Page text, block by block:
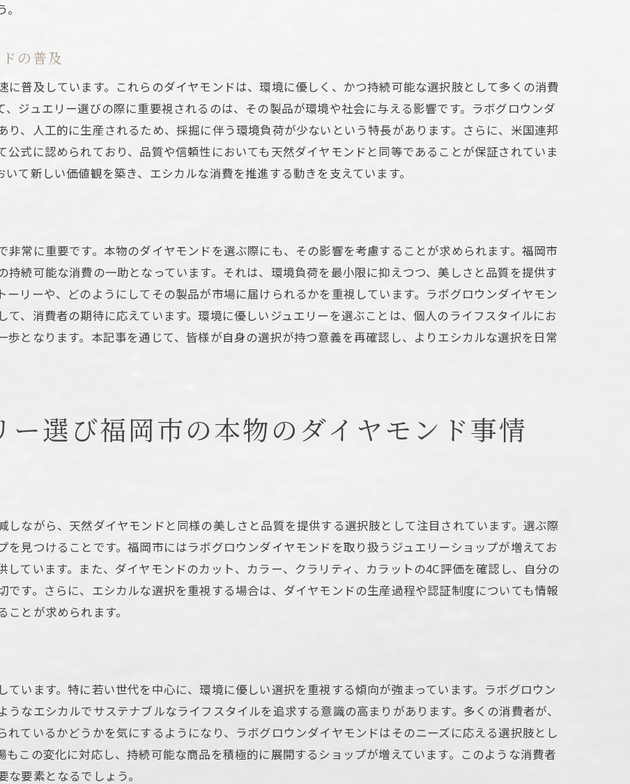
科学技術と未来のジュエリー
シカル消費者必見福岡市で選ぶ本物のダイヤモンドのポイント
エシカル選択肢としてのメリット
消費者が重視する基準
福岡市での選び方ガイド
ラボグロウンダイヤモンドの将来性
ボグロウンダイヤモンド福岡市で注目される理由と選び方
注目を集める理由とは
適切な選び方ガイド
市場での受け入れられ方
消費者の声とその影響
本物のダイヤモンド福岡市で見つける持続可能な選択
持続可能な選択の重要性
消費者教育の役割
環境に配慮した消費行動
福岡市のエシカルジュエリートレンド
の普及
普及しています。これらのダイヤモンドは、環境に優しく、かつ持続可能な選択肢として多くの消費
ジュエリー選びの際に重要視されるのは、その製品が環境や社会に与える影響です。ラボグロウンダ
、人工的に生産されるため、採掘に伴う環境負荷が少ないという特長があります。さらに、米国連邦
式に認められており、品質や信頼性においても天然ダイヤモンドと同等であることが保証されていま
て新しい価値観を築き、エシカルな消費を推進する動きを支えています。
常に重要です。本物のダイヤモンドを選ぶ際にも、その影響を考慮することが求められます。福岡市
持続可能な消費の一助となっています。それは、環境負荷を最小限に抑えつつ、美しさと品質を提供す
リーや、どのようにしてその製品が市場に届けられるかを重視しています。ラボグロウンダイヤモン
て、消費者の期待に応えています。環境に優しいジュエリーを選ぶことは、個人のライフスタイルにお
歩となります。本記事を通じて、皆様が自身の選択が持つ意義を再確認し、よりエシカルな選択を日常
ー選び福岡市の本物のダイヤモンド事情
しながら、天然ダイヤモンドと同様の美しさと品質を提供する選択肢として注目されています。選ぶ際
見つけることです。福岡市にはラボグロウンダイヤモンドを取り扱うジュエリーショップが増えてお
しています。また、ダイヤモンドのカット、カラー、クラリティ、カラットの4C評価を確認し、自分の
です。さらに、エシカルな選択を重視する場合は、ダイヤモンドの生産過程や認証制度についても情報
とが求められます。
います。特に若い世代を中心に、環境に優しい選択を重視する傾向が強まっています。ラボグロウン
なエシカルでサステナブルなライフスタイルを追求する意識の高まりがあります。多くの消費者が、
ているかどうかを気にするようになり、ラボグロウンダイヤモンドはそのニーズに応える選択肢とし
この変化に対応し、持続可能な商品を積極的に展開するショップが増えています。このような消費者
要素となるでしょう。